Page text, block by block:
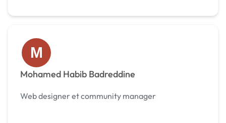
M
Mohamed Habib Badreddine
Web designer et community manager